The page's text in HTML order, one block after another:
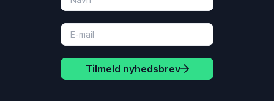
Tilmeld nyhedsbrev